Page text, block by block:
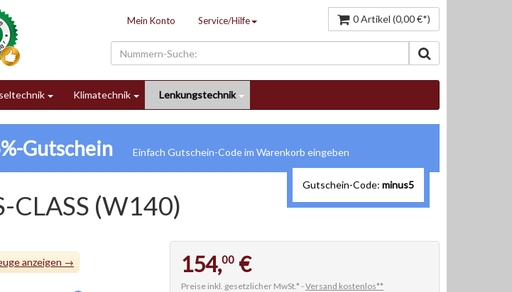
Mein Konto Service/Hilfe 0 Artikel (0,00 €*)
Klimatechnik Lenkungstechnik
Gutschein
Gutschein-Code: minus5
CLASS (W140)
154,00 €
Preise inkl. gesetzlicher MwSt.* -Versand kostenlos**